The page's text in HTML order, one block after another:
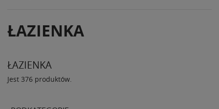
ŁAZIENKA
ŁAZIENKA
Jest 376 produktów.